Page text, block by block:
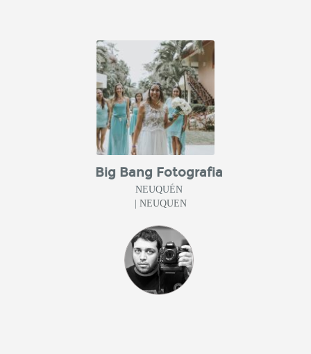
Big Bang Fotografia
NEUQUÉN
| NEUQUEN